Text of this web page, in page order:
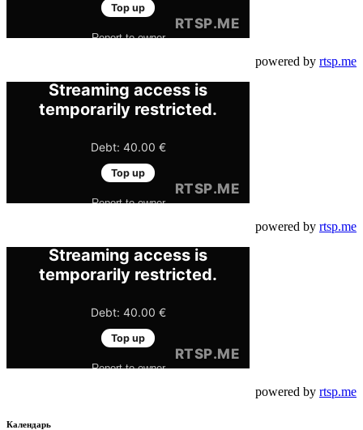
powered by rtsp.me
powered by rtsp.me
powered by rtsp.me
Календарь